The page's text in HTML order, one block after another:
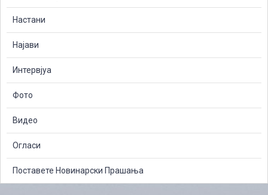
Настани
Најави
Интервјуа
Фото
Видео
Огласи
Поставете Новинарски Прашања